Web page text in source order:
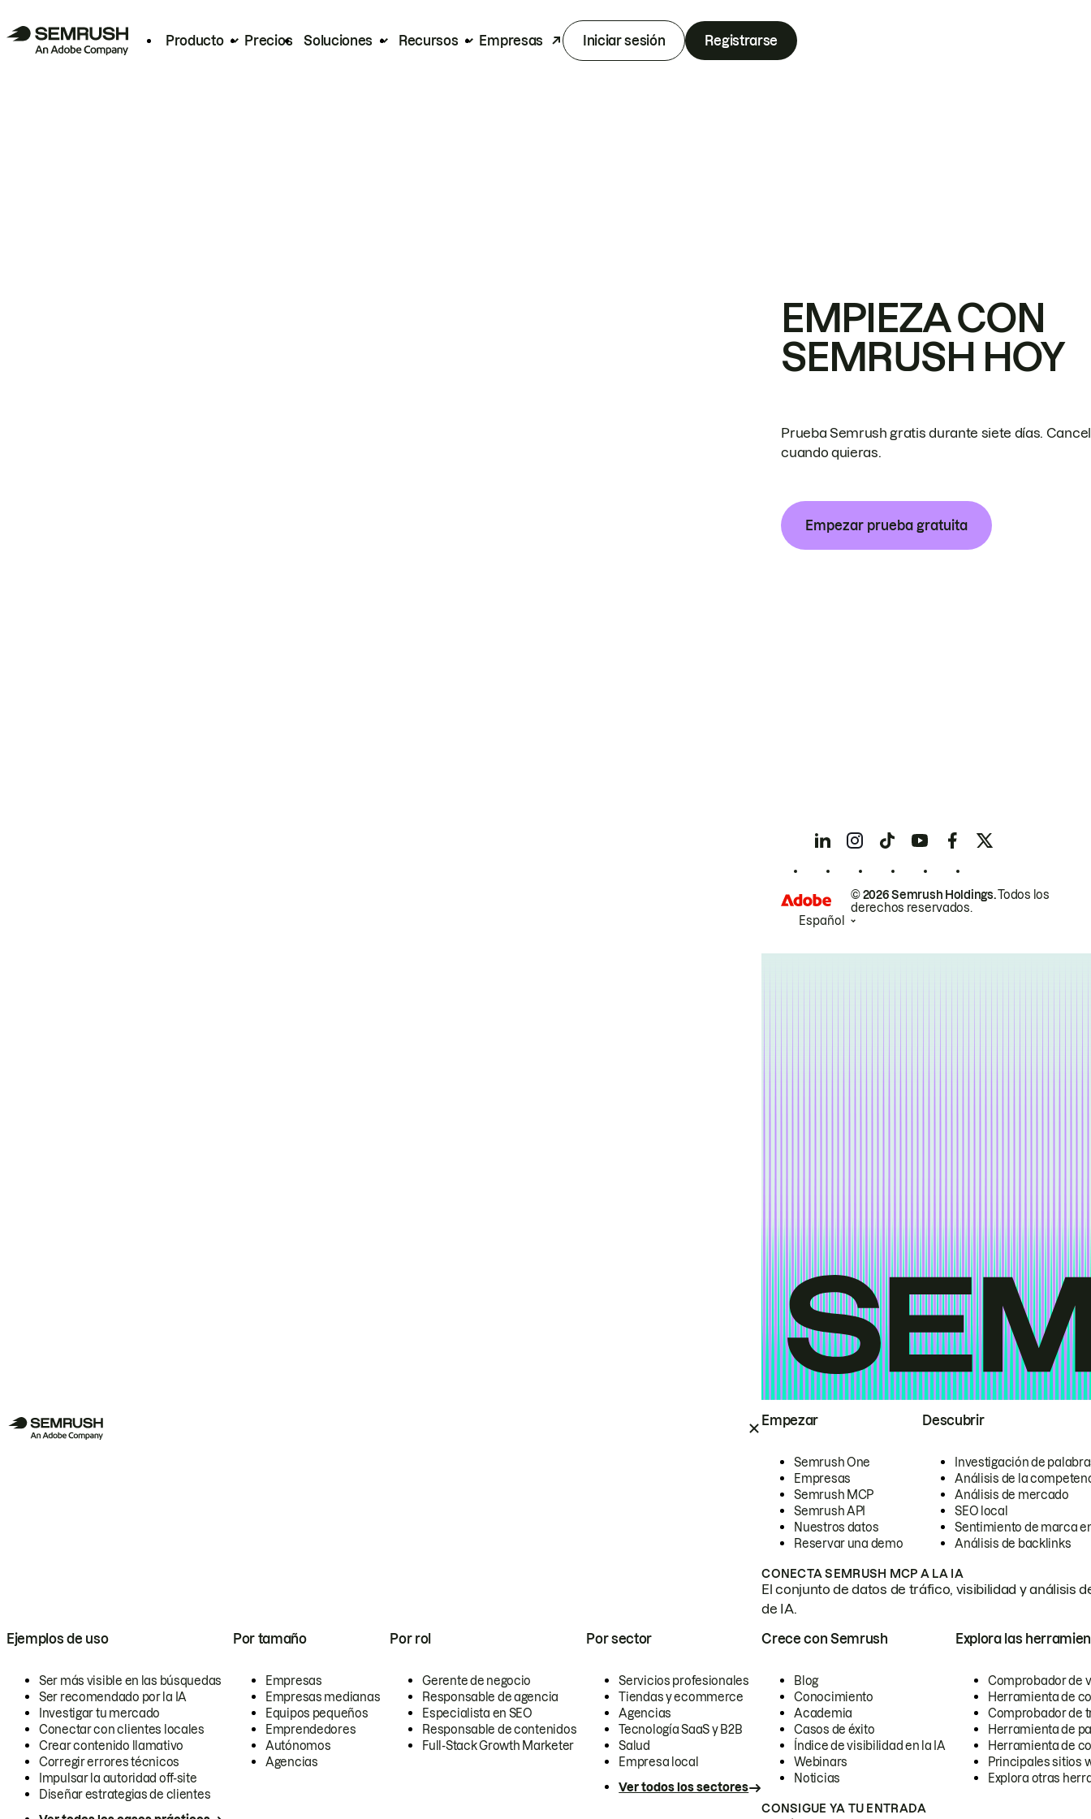
Producto Precios Soluciones Recursos Empresas Iniciar sesión Registrarse
Empezar
Semrush One
Empresas
Semrush MCP
Semrush API
Nuestros datos
Reservar una demo
Descubrir
Investigación de
Análisis de la
Análisis de mercado
SEO local
Sentimiento de marca
Análisis de backlinks
CONECTA SEMRUSH MCP A LA IA
El conjunto de datos de tráfico, visibilidad y análisis
de IA.
Ejemplos de uso
Ser más visible en las búsquedas
Ser recomendado por la IA
Investigar tu mercado
Conectar con clientes locales
Crear contenido llamativo
Corregir errores técnicos
Impulsar la autoridad off-site
Diseñar estrategias de clientes
Por tamaño
Empresas
Empresas medianas
Equipos pequeños
Emprendedores
Autónomos
Agencias
Por rol
Gerente de negocio
Responsable de agencia
Especialista en SEO
Responsable de contenidos
Full-Stack Growth Marketer
Por sector
Servicios profesionales
Tiendas y ecommerce
Agencias
Tecnología SaaS y B2B
Salud
Empresa local
Ver todos los sectores
Crece con Semrush
Blog
Conocimiento
Academia
Casos de éxito
Índice de visibilidad en la IA
Webinars
Noticias
Explora las
Comprobador de
Herramienta de
Comprobador de
Herramienta de
Herramienta de
Principales sitios
Explora otras
CONSIGUE YA TU ENTRADA
EMPIEZA CON
SEMRUSH HOY
Prueba Semrush gratis durante siete días.
cuando quieras.
Empezar prueba gratuita
© 2026 Semrush Holdings.Todos los
derechos reservados.
Español